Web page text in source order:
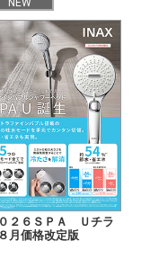
２６ＳＰＡ Ｕチラ
月価格改定版